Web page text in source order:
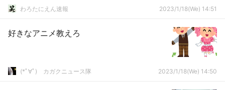
わろたにえん速報 2023/1/18(We) 14:51
好きなアニメ教えろ
(*ﾟ∀ﾟ)ゞカガクニュース隊 2023/1/18(We) 14:50